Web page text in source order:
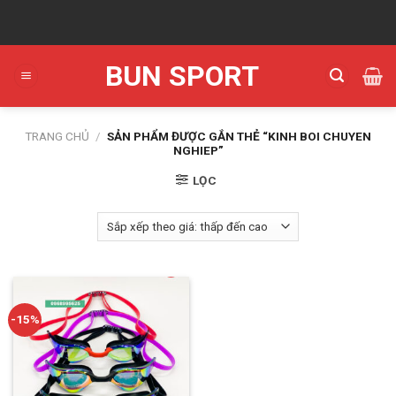
content
BUN SPORT
TRANG CHỦ / SẢN PHẨM ĐƯỢC GẮN THẺ “KINH BOI CHUYEN
NGHIEP”
LỌC
-15%